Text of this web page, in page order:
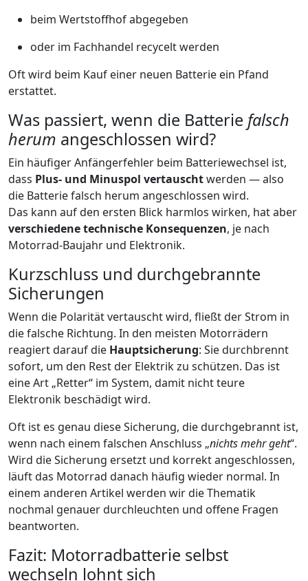
beim Wertstoffhof abgegeben
oder im Fachhandel recycelt werden
Oft wird beim Kauf einer neuen Batterie ein Pfand
erstattet.
Was passiert, wenn die Batterie falsch
herum angeschlossen wird?
Ein häufiger Anfängerfehler beim Batteriewechsel ist,
dass Plus- und Minuspol vertauschtwerden — also
die Batterie falsch herum angeschlossen wird.
Das kann auf den ersten Blick harmlos wirken, hat aber
verschiedene technische Konsequenzen, je nach
Motorrad-Baujahr und Elektronik.
Kurzschluss und durchgebrannte
Sicherungen
Wenn die Polarität vertauscht wird, fließt der Strom in
die falsche Richtung. In den meisten Motorrädern
reagiert darauf die Hauptsicherung: Sie durchbrennt
sofort, um den Rest der Elektrik zu schützen. Das ist
eine Art „Retter“ im System, damit nicht teure
Elektronik beschädigt wird.
Oft ist es genau diese Sicherung, die durchgebrannt ist,
wenn nach einem falschen Anschluss „nichts mehr geht“.
Wird die Sicherung ersetzt und korrekt angeschlossen,
läuft das Motorrad danach häufig wieder normal. In
einem anderen Artikel werden wir die Thematik
nochmal genauer durchleuchten und offene Fragen
beantworten.
Fazit: Motorradbatterie selbst
wechseln lohnt sich